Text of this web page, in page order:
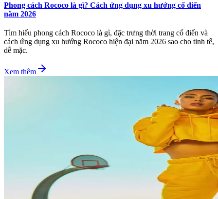
Phong cách Rococo là gì? Cách ứng dụng xu hướng cổ điển
năm 2026
Tìm hiểu phong cách Rococo là gì, đặc trưng thời trang cổ điển và
cách ứng dụng xu hướng Rococo hiện đại năm 2026 sao cho tinh tế,
dễ mặc.
Xem thêm